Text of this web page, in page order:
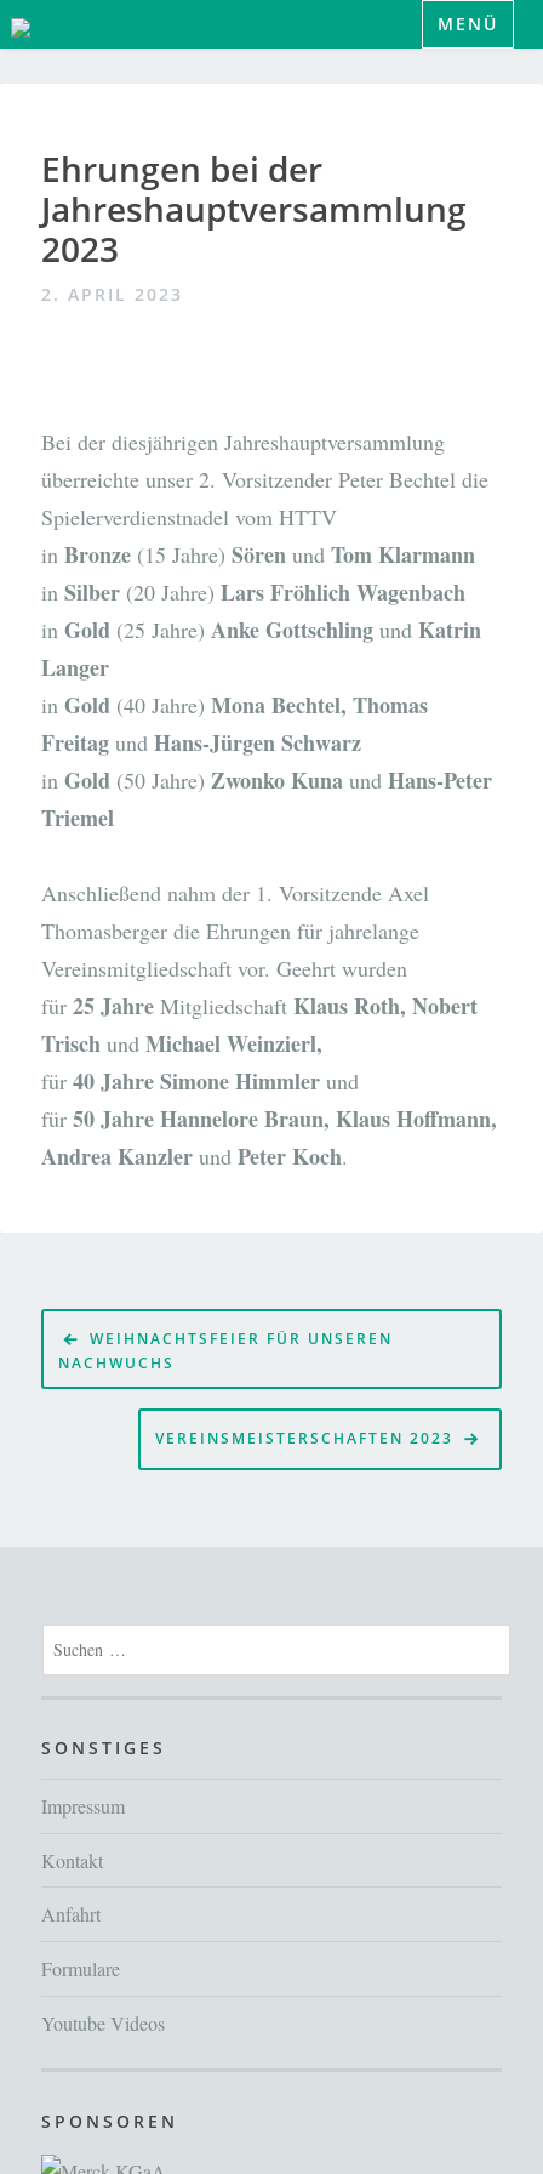
Zum
Inhalt
MENÜ
Ehrungen bei der
Jahreshauptversammlung
2023
2. APRIL 2023
Bei der diesjährigen Jahreshauptversammlung
überreichte unser 2. Vorsitzender Peter Bechtel die
Spielerverdienstnadel vom HTTV
inBronze (15 Jahre)SörenundTom Klarmann
inSilber (20 Jahre)Lars Fröhlich Wagenbach
inGold (25 Jahre) Anke GottschlingundKatrin
Langer
inGold (40 Jahre)Mona Bechtel, Thomas
Freitag undHans-Jürgen Schwarz
inGold (50 Jahre) Zwonko Kuna undHans-Peter
Triemel
Anschließend nahm der 1. Vorsitzende Axel
Thomasberger die Ehrungen für jahrelange
Vereinsmitgliedschaft vor. Geehrt wurden
für25 Jahre MitgliedschaftKlaus Roth, Nobert
Trisch undMichael Weinzierl,
für40 Jahre Simone Himmler und
für50 Jahre Hannelore Braun, Klaus Hoffmann,
Andrea Kanzler undPeter Koch.
Beitragsnavigation
WEIHNACHTSFEIER FÜR UNSEREN
NACHWUCHS
VEREINSMEISTERSCHAFTEN 2023
Suchen
nach:
SONSTIGES
Impressum
Kontakt
Anfahrt
Formulare
Youtube Videos
SPONSOREN